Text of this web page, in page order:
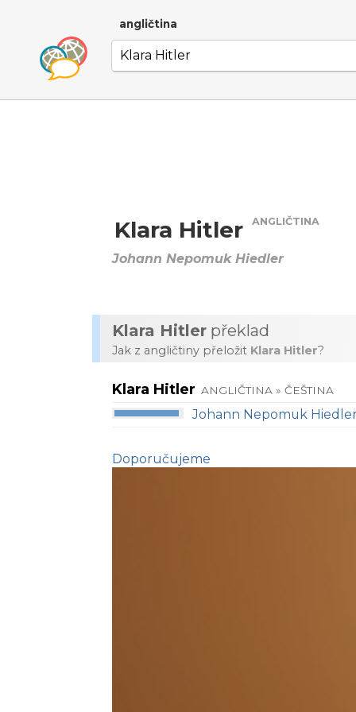
angličtina
Klara Hitler ANGLIČTINA
Johann Nepomuk Hiedler
Klara Hitler překlad
Jak z angličtiny přeložit Klara Hitler?
Klara Hitler ANGLIČTINA » ČEŠTINA
Johann Nepomuk
Doporučujeme